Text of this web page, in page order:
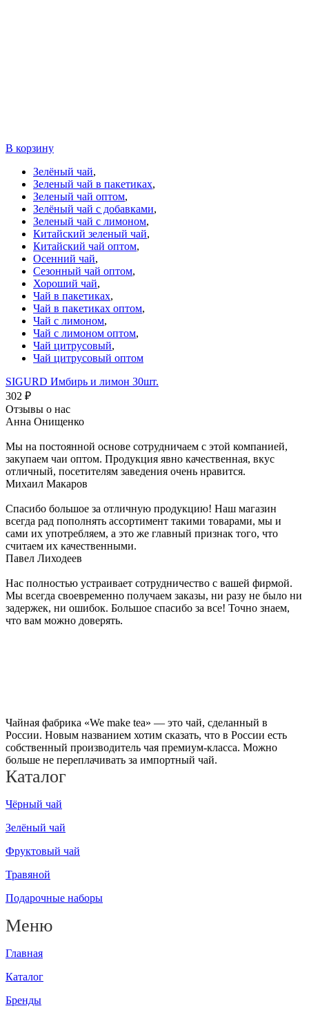
В корзину
Зелёный чай,
Зеленый чай в пакетиках,
Зеленый чай оптом,
Зелёный чай с добавками,
Зеленый чай с лимоном,
Китайский зеленый чай,
Китайский чай оптом,
Осенний чай,
Сезонный чай оптом,
Хороший чай,
Чай в пакетиках,
Чай в пакетиках оптом,
Чай с лимоном,
Чай с лимоном оптом,
Чай цитрусовый,
Чай цитрусовый оптом
SIGURD Имбирь и лимон 30шт.
302 ₽
Отзывы о нас
Анна Онищенко
Мы на постоянной основе сотрудничаем с этой компанией,
закупаем чаи оптом. Продукция явно качественная, вкус
отличный, посетителям заведения очень нравится.
Михаил Макаров
Спасибо большое за отличную продукцию! Наш магазин
всегда рад пополнять ассортимент такими товарами, мы и
сами их употребляем, а это же главный признак того, что
считаем их качественными.
Павел Лиходеев
Нас полностью устраивает сотрудничество с вашей фирмой.
Мы всегда своевременно получаем заказы, ни разу не было ни
задержек, ни ошибок. Большое спасибо за все! Точно знаем,
что вам можно доверять.
Чайная фабрика «We make tea» — это чай, сделанный в
России. Новым названием хотим сказать, что в России есть
собственный производитель чая премиум-класса. Можно
больше не переплачивать за импортный чай.
Каталог
Чёрный чай
Зелёный чай
Фруктовый чай
Травяной
Подарочные наборы
Меню
Главная
Каталог
Бренды